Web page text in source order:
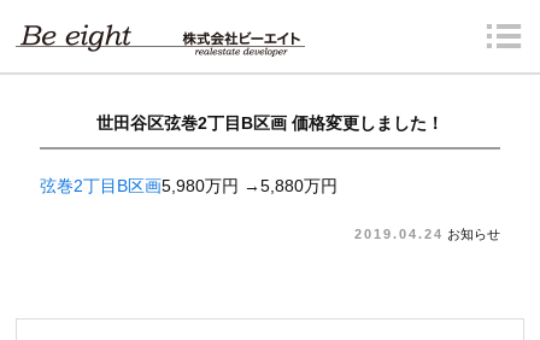
世田谷区弦巻2丁目B区画 価格変更しました！
弦巻2丁目B区画5,980万円 →5,880万円
2019.04.24 お知らせ